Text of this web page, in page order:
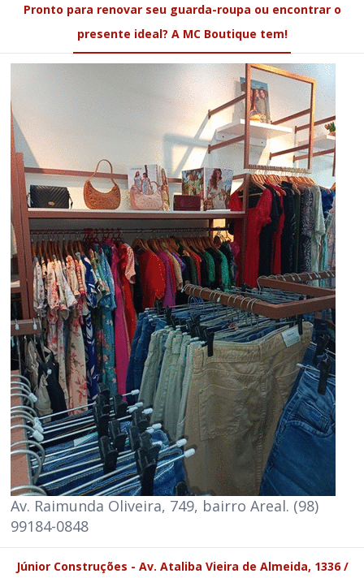
Pronto para renovar seu guarda-roupa ou encontrar o
presente ideal? A MC Boutique tem!
Av. Raimunda Oliveira, 749, bairro Areal. (98)
99184-0848
Júnior Construções - Av. Ataliba Vieira de Almeida, 1336 /